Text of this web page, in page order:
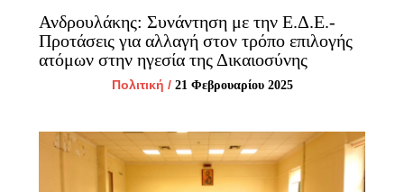
Ανδρουλάκης: Συνάντηση με την Ε.Δ.Ε.-
Προτάσεις για αλλαγή στον τρόπο επιλογής
ατόμων στην ηγεσία της Δικαιοσύνης
Πολιτική / 21 Φεβρουαρίου 2025